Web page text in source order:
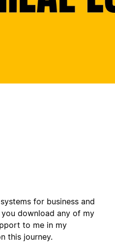
for business and
download any of my
to me in my
this journey.